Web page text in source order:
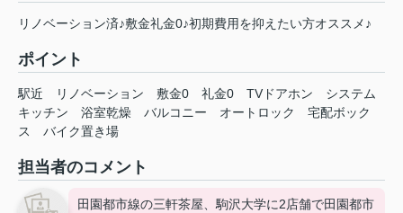
リノベーション済♪敷金礼金0♪初期費用を抑えたい方オススメ♪
ポイント
駅近 リノベーション 敷金0 礼金0 TVドアホン
システム
キッチン
浴室乾燥 バルコニー オートロック
宅配ボック
ス
バイク置き場
担当者のコメント
田園都市線の三軒茶屋、駒沢大学に2店舗で田園都市